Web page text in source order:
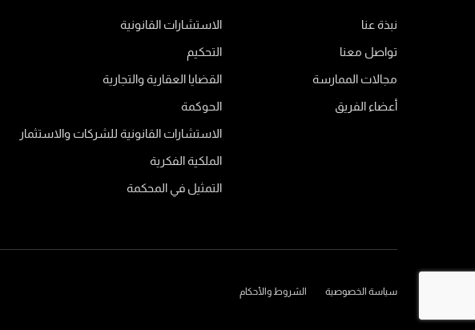
نبذة عنا
تواصل معنا
مجالات الممارسة
أعضاء الفريق
الاستشارات القانونية
التحكيم
القضايا العقارية والتجارية
الحوكمة
الاستشارات القانونية للشركات والاستثمار
الملكية الفكرية
التمثيل في المحكمة
سياسة الخصوصية الشروط والأحكام